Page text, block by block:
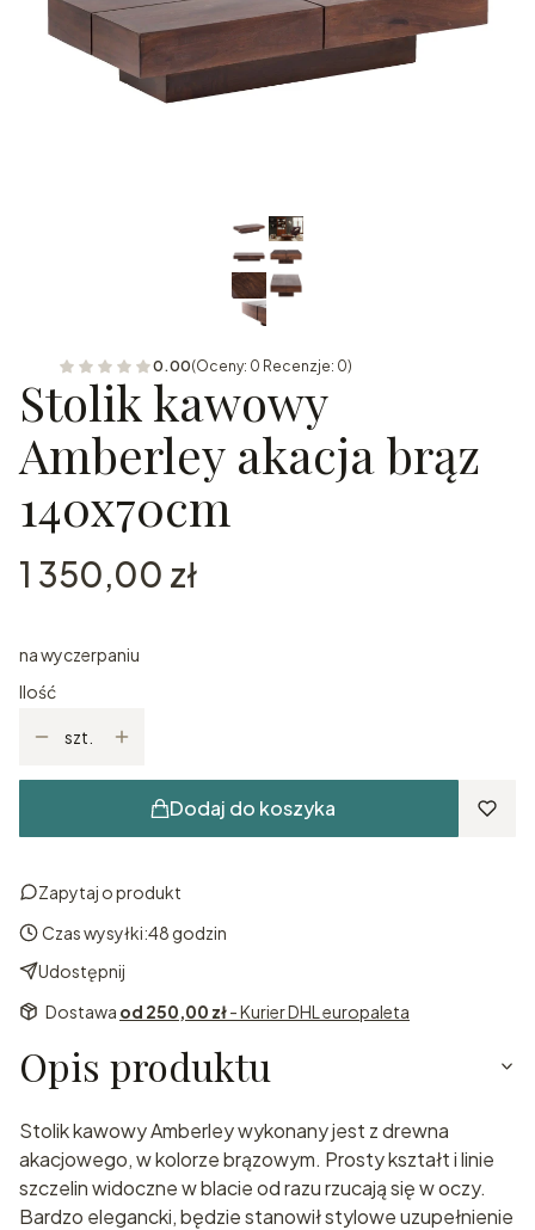
0.00(Oceny: 0 Recenzje: 0)
Stolik kawowy
Amberley akacja brąz
140x70cm
Cena
1 350,00 zł
na wyczerpaniu
Ilość
szt.
Dodaj do koszyka
Zapytaj o produkt
Czas wysyłki:48 godzin
Udostępnij
Dostawa od 250,00 zł- Kurier DHL europaleta
Opis produktu
Stolik kawowy Amberley wykonany jest z drewna
akacjowego, w kolorze brązowym. Prosty kształt i linie
szczelin widoczne w blacie od razu rzucają się w oczy.
Bardzo elegancki, będzie stanowił stylowe uzupełnienie